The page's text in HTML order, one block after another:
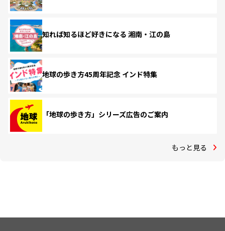
知れば知るほど好きになる 湘南・江の島
地球の歩き方45周年記念 インド特集
「地球の歩き方」シリーズ広告のご案内
もっと見る